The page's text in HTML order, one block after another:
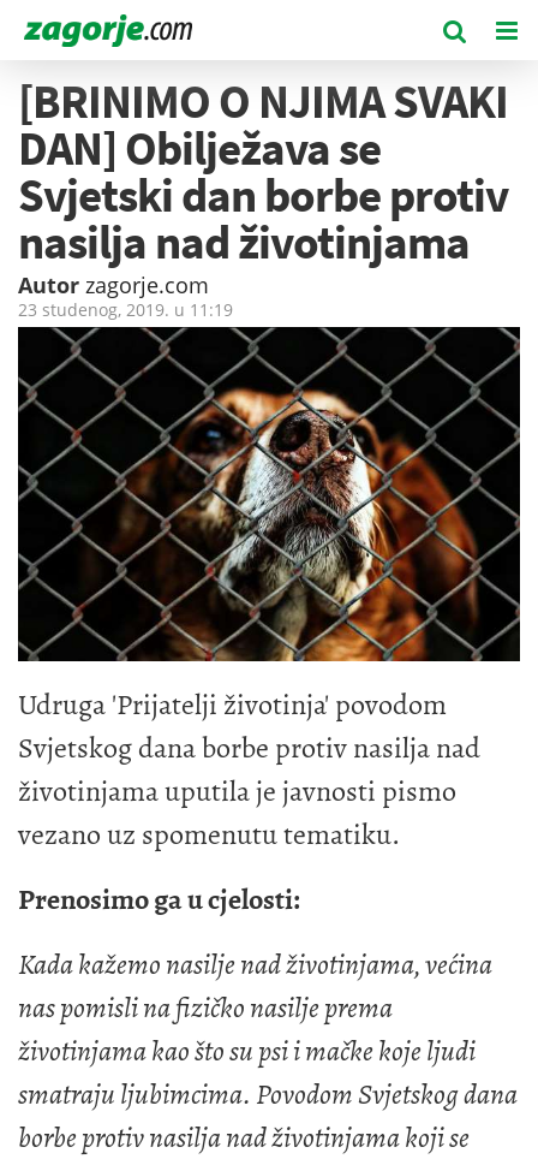
[BRINIMO O NJIMA SVAKI
DAN] Obilježava se
Svjetski dan borbe protiv
nasilja nad životinjama
Autor zagorje.com
23 studenog, 2019. u 11:19
Udruga 'Prijatelji životinja' povodom
Svjetskog dana borbe protiv nasilja nad
životinjama uputila je javnosti pismo
vezano uz spomenutu tematiku.
Prenosimo ga u cjelosti:
Kada kažemo nasilje nad životinjama, većina
nas pomisli na fizičko nasilje prema
životinjama kao što su psi i mačke koje ljudi
smatraju ljubimcima. Povodom Svjetskog dana
borbe protiv nasilja nad životinjama koji se